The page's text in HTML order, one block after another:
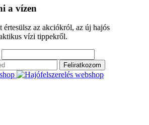
a vízen
értesülsz az akciókról, az új hajós
vízi tippekről.
Feliratkozom